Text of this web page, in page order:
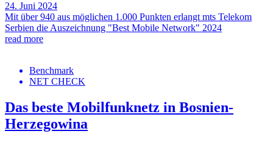
24. Juni 2024
Mit über 940 aus möglichen 1.000 Punkten erlangt mts Telekom
Serbien die Auszeichnung "Best Mobile Network" 2024
read more
Benchmark
NET CHECK
Das beste Mobilfunknetz in Bosnien-
Herzegowina